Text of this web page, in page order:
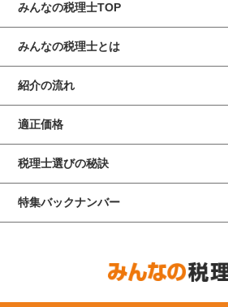
みんなの税理士TOP
みんなの税理士とは
紹介の流れ
適正価格
税理士選びの秘訣
特集バックナンバー